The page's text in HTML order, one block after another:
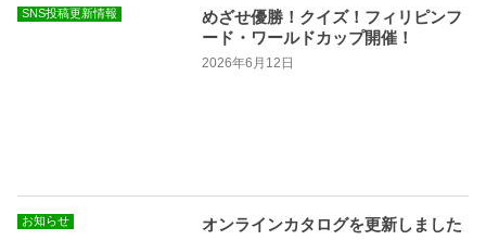
SNS投稿更新情報
めざせ優勝！クイズ！フィリピンフ
ード・ワールドカップ開催！
2026年6月12日
お知らせ オンラインカタログを更新しました